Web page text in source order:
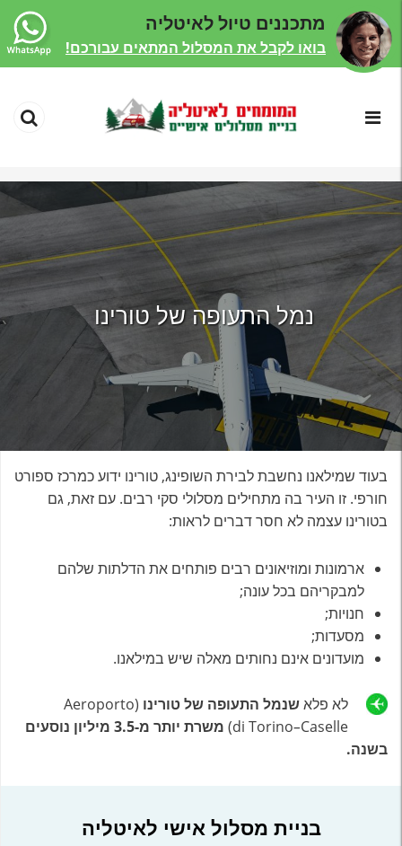
נמל התעופה של טורינו
בעוד שמילאנו נחשבת לבירת השופינג, טורינו ידוע כמרכז ספורט
חורפי. זו העיר בה מתחילים מסלולי סקי רבים. עם זאת, גם
בטורינו עצמה לא חסר דברים לראות:
ארמונות ומוזיאונים רבים פותחים את הדלתות שלהם
למבקריהם בכל עונה;
חנויות;
מסעדות;
מועדונים אינם נחותים מאלה שיש במילאנו.
לא פלאשנמל התעופה של טורינו (Aeroporto
di Torino–Caselle)
משרת יותר מ-3.5 מיליון נוסעים
בשנה.
בניית מסלול אישי לאיטליה
מתכננים טיול לאיטליה
בואו לקבל את המסלול המתאים עבורכם!